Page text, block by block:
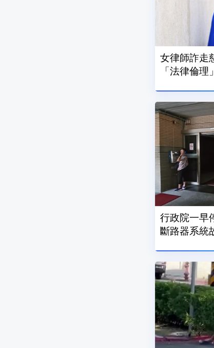
女律師詐走
「法律倫理
行政院一早
斷路器系統